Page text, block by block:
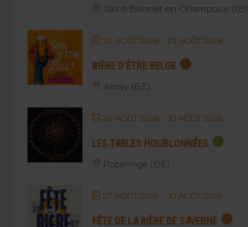
Saint-Bonnet-en-Champsaur (05)
22 AOÛT 2026- 23 AOÛT 2026
BIÈRE D’ÊTRE BELGE
Amay (BE)
26 AOÛT 2026- 30 AOÛT 2026
LES TABLES HOUBLONNÉES
Poperinge (BE)
27 AOÛT 2026- 30 AOÛT 2026
FÊTE DE LA BIÈRE DE SAVERNE